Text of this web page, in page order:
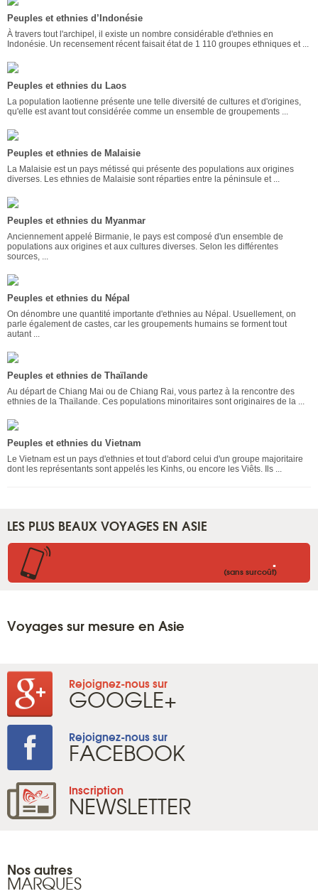
Peuples et ethnies d’Indonésie
À travers tout l'archipel, il existe un nombre considérable d'ethnies en
Indonésie. Un recensement récent faisait état de 1 110 groupes ethniques et ...
Peuples et ethnies du Laos
La population laotienne présente une telle diversité de cultures et d'origines,
qu'elle est avant tout considérée comme un ensemble de groupements ...
Peuples et ethnies de Malaisie
La Malaisie est un pays métissé qui présente des populations aux origines
diverses. Les ethnies de Malaisie sont réparties entre la péninsule et ...
Peuples et ethnies du Myanmar
Anciennement appelé Birmanie, le pays est composé d'un ensemble de
populations aux origines et aux cultures diverses. Selon les différentes
sources, ...
Peuples et ethnies du Népal
On dénombre une quantité importante d'ethnies au Népal. Usuellement, on
parle également de castes, car les groupements humains se forment tout
autant ...
Peuples et ethnies de Thaïlande
Au départ de Chiang Mai ou de Chiang Rai, vous partez à la rencontre des
ethnies de la Thaïlande. Ces populations minoritaires sont originaires de la ...
Peuples et ethnies du Vietnam
Le Vietnam est un pays d'ethnies et tout d'abord celui d'un groupe majoritaire
dont les représentants sont appelés les Kinhs, ou encore les Viêts. Ils ...
LES PLUS BEAUX VOYAGES EN ASIE
.
(sans surcoût)
Voyages sur mesure en Asie
Rejoignez-nous sur
GOOGLE+
Rejoignez-nous sur
FACEBOOK
Inscription
NEWSLETTER
Nos autres
MARQUES